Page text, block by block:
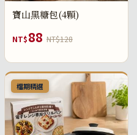
寶山黑糖包(4顆)
NT$88 NT$128
檔期精選